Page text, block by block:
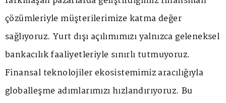
çözümleriyle müşterilerimize katma değer
sağlıyoruz. Yurt dışı açılımımızı yalnızca geleneksel
bankacılık faaliyetleriyle sınırlı tutmuyoruz.
Finansal teknolojiler ekosistemimiz aracılığıyla
globalleşme adımlarımızı hızlandırıyoruz. Bu